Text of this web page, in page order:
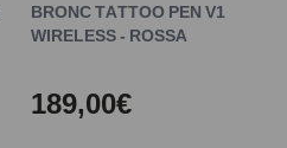
BRONC TATTOO PEN V1
WIRELESS - ROSSA
189,00€